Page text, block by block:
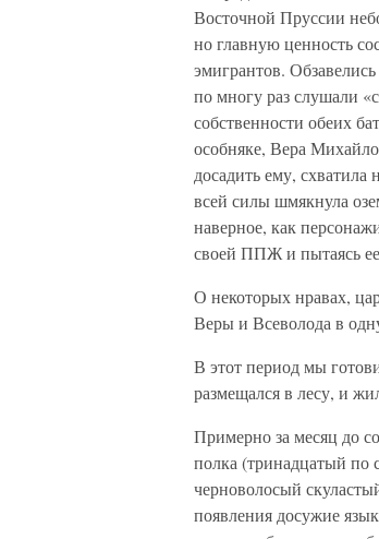
Восточной Пруссии
но главную ценность
эмигрантов.
по многу раз слушали
собственности обеих
особняке, Вера
досадить ему,
всей силы шмякнула
наверное, как
своей ППЖ и пытаясь
О некоторых нравах,
Веры и Всеволода в
В этот период мы
размещался в лесу, и
Примерно за месяц до
полка (тринадцатый по
черноволосый
появления досужие